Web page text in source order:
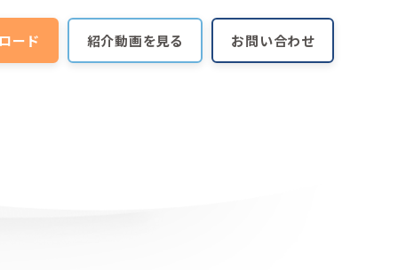
ード 紹介動画を見る お問い合わせ